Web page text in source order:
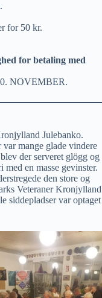
for 50 kr.
for betaling med
NOVEMBER.
Julebanko.
mange glade vindere
der serveret glögg og
en masse gevinster.
den store og
Veteraner Kronjylland
siddepladser var optaget